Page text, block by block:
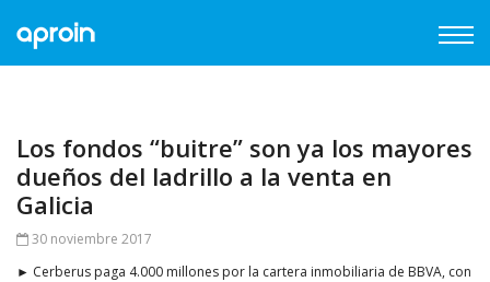
Los fondos “buitre” son ya los mayores
dueños del ladrillo a la venta en
Galicia
30 noviembre 2017
► Cerberus paga 4.000 millones por la cartera inmobiliaria de BBVA, con